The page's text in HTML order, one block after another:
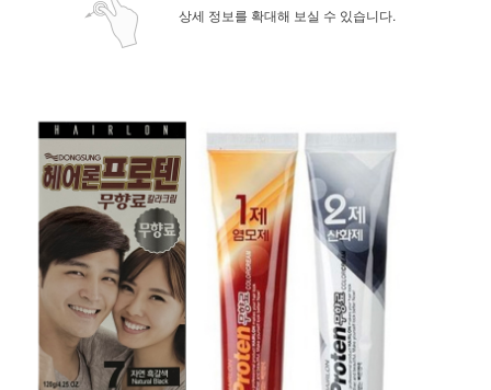
상세 정보를 확대해 보실 수 있습니다.